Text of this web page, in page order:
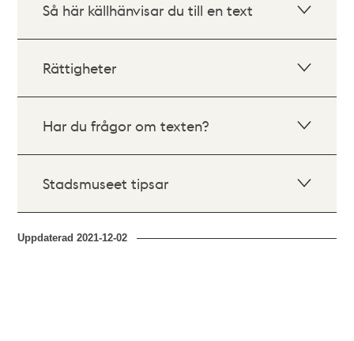
Så här källhänvisar du till en text
Rättigheter
Har du frågor om texten?
Stadsmuseet tipsar
Uppdaterad2021-12-02